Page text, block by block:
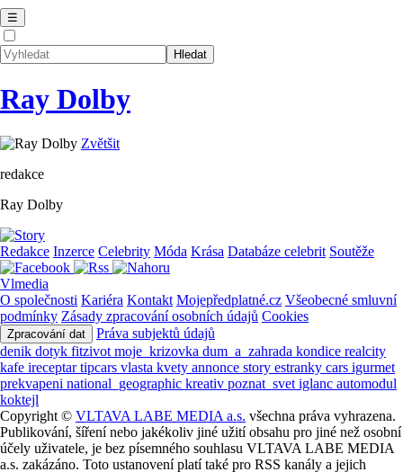
☰
Ray Dolby
Zvětšit
redakce
Ray Dolby
Redakce Inzerce Celebrity Móda Krása Databáze celebrit Soutěže
Vlmedia
O společnosti Kariéra Kontakt Mojepředplatné.cz Všeobecné smluvní
podmínky Zásady zpracování osobních údajů Cookies
Zpracování dat
Práva subjektů údajů
denik dotyk fitzivot moje_krizovka dum_a_zahrada kondice realcity
kafe ireceptartipcars vlasta kvety annonce story estranky cars igurmet
prekvapeni national_geographic kreativ poznat_svet iglanc automodul
koktejl
Copyright © VLTAVA LABE MEDIA a.s. všechna práva vyhrazena.
Publikování, šíření nebo jakékoliv jiné užití obsahu pro jiné než osobní
účely uživatele, je bez písemného souhlasu VLTAVA LABE MEDIA
a.s. zakázáno. Toto ustanovení platí také pro RSS kanály a jejich